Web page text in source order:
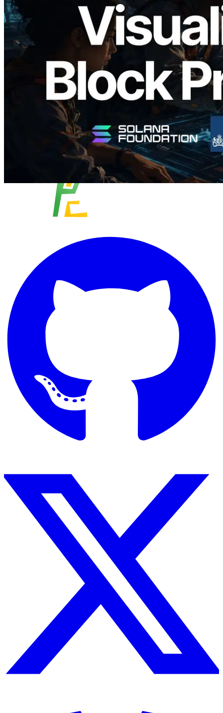
Validators Solutions lanceert Solana
Block Analyzer — blockproductietijd per
slot en de toegewezen validator
gevisualiseerd